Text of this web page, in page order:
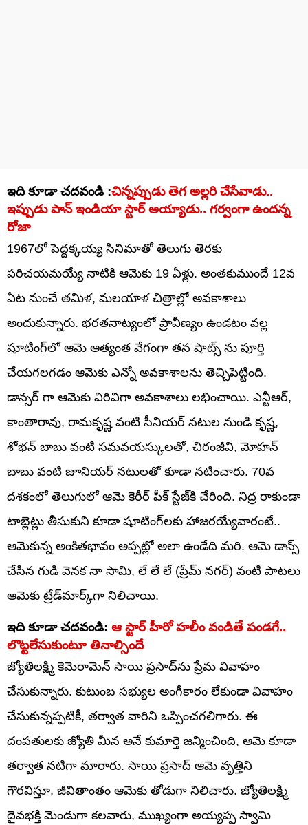
ఇది కూడా చదవండి :చిన్నప్పుడు తెగ అల్లరి చేసేవాడు..
ఇప్పుడు పాన్ ఇండియా స్టార్ అయ్యాడు.. గర్వంగా ఉందన్న
రోజా
1967లో పెద్దక్కయ్య సినిమాతో తెలుగు తెరకు
పరిచయమయ్యే నాటికి ఆమెకు 19 ఏళ్లు. అంతకుముందే 12వ
ఏట నుంచే తమిళ, మలయాళ చిత్రాల్లో అవకాశాలు
అందుకున్నారు. భరతనాట్యంలో ప్రావీణ్యం ఉండటం వల్ల
షూటింగ్‌లో ఆమె అత్యంత వేగంగా తన షాట్స్ ను పూర్తి
చేయగలగడం ఆమెకు ఎన్నో అవకాశాలను తెచ్చిపెట్టింది.
డాన్సర్ గా ఆమెకు విరివిగా అవకాశాలు లభించాయి. ఎన్టీఆర్,
కాంతారావు, రామకృష్ణ వంటి సీనియర్ నటుల నుండి కృష్ణ,
శోభన్ బాబు వంటి సమవయస్కులతో, చిరంజీవి, మోహన్
బాబు వంటి జూనియర్ నటులతో కూడా నటించారు. 70వ
దశకంలో తెలుగులో ఆమె కెరీర్ పీక్ స్టేజ్‌కి చేరింది. నిద్ర రాకుండా
టాబ్లెట్లు తీసుకుని కూడా షూటింగ్‌లకు హాజరయ్యేవారంటే..
ఆమెకున్న అంకితభావం అప్పట్లో అలా ఉండేది మరి. ఆమె డాన్స్
చేసిన గుడి వెనక నా సామి, లే లే లే (ప్రేమ్ నగర్) వంటి పాటలు
ఆమెకు ట్రేడ్‌మార్క్‌గా నిలిచాయి.
ఇది కూడా చదవండి: ఆ స్టార్ హీరో హలీం వండితే పండగే..
లొట్టలేసుకుంటూ తినాల్సిందే
జ్యోతిలక్ష్మి కెమెరామెన్ సాయి ప్రసాద్‌ను ప్రేమ వివాహం
చేసుకున్నారు. కుటుంబ సభ్యుల అంగీకారం లేకుండా వివాహం
చేసుకున్నప్పటికీ, తర్వాత వారిని ఒప్పించగలిగారు. ఈ
దంపతులకు జ్యోతి మీన అనే కుమార్తె జన్మించింది, ఆమె కూడా
తర్వాత నటిగా మారారు. సాయి ప్రసాద్ ఆమె వృత్తిని
గౌరవిస్తూ, జీవితాంతం ఆమెకు తోడుగా నిలిచారు. జ్యోతిలక్ష్మి
దైవభక్తి మెండుగా కలవారు, ముఖ్యంగా అయ్యప్ప స్వామి